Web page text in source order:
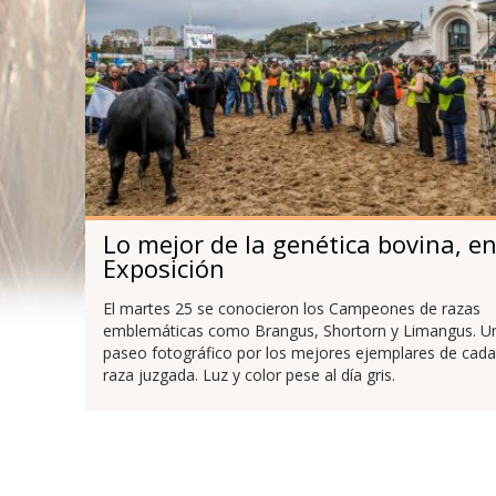
Lo mejor de la genética bovina, en
Exposición
El martes 25 se conocieron los Campeones de razas
emblemáticas como Brangus, Shortorn y Limangus.
paseo fotográfico por los mejores ejemplares de cada
raza juzgada. Luz y color pese al día gris.